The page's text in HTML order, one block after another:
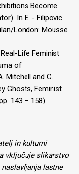
Become
In E. - Filipovic
London: Mousse
Life Feminist
of
Mitchell and C.
Ghosts, Feminist
143 – 158).
in kulturni
vključuje slikarstvo
lastne